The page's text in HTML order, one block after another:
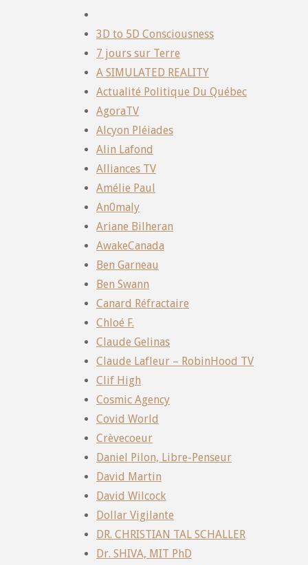
3D to 5D Consciousness
7 jours sur Terre
A SIMULATED REALITY
Actualité Politique Du Québec
AgoraTV
Alcyon Pléiades
Alin Lafond
Alliances TV
Amélie Paul
An0maly
Ariane Bilheran
AwakeCanada
Ben Garneau
Ben Swann
Canard Réfractaire
Chloé F.
Claude Gelinas
Claude Lafleur – RobinHood TV
Clif High
Cosmic Agency
Covid World
Crèvecoeur
Daniel Pilon, Libre-Penseur
David Martin
David Wilcock
Dollar Vigilante
DR. CHRISTIAN TAL SCHALLER
Dr. SHIVA, MIT PhD